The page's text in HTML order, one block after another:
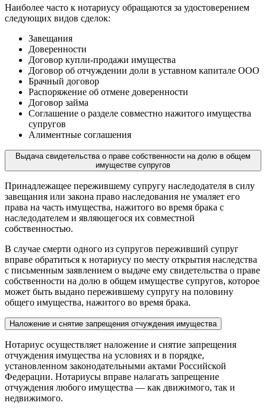
Наиболее часто к нотариусу обращаются за удостоверением
следующих видов сделок:
Завещания
Доверенности
Договор купли-продажи имущества
Договор об отчуждении доли в уставном капитале ООО
Брачный договор
Распоряжение об отмене доверенности
Договор займа
Соглашение о разделе совместно нажитого имущества
супругов
Алиментные соглашения
Выдача свидетельства о праве собственности на долю в общем
имуществе супругов
Принадлежащее пережившему супругу наследодателя в силу
завещания или закона право наследования не умаляет его
права на часть имущества, нажитого во время брака с
наследодателем и являющегося их совместной
собственностью.
В случае смерти одного из супругов переживший супруг
вправе обратиться к нотариусу по месту открытия наследства
с письменным заявлением о выдаче ему свидетельства о праве
собственности на долю в общем имуществе супругов, которое
может быть выдано пережившему супругу на половину
общего имущества, нажитого во время брака.
Наложение и снятие запрещения отчуждения имущества
Нотариус осуществляет наложение и снятие запрещения
отчуждения имущества на условиях и в порядке,
установленном законодательными актами Российской
Федерации. Нотариусы вправе налагать запрещение
отчуждения любого имущества — как движимого, так и
недвижимого.